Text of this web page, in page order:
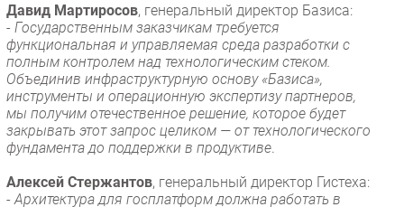
Давид Мартиросов, генеральный директор Базиса:
- Государственным заказчикам требуется
функциональная и управляемая среда разработки с
полным контролем над технологическим стеком.
Объединив инфраструктурную основу «Базиса»,
инструменты и операционную экспертизу партнеров,
мы получим отечественное решение, которое будет
закрывать этот запрос целиком — от технологического
фундамента до поддержки в продуктиве
Алексей Стержантов, генеральный директор Гистеха:
- Архитектура для госплатформ должна работать в